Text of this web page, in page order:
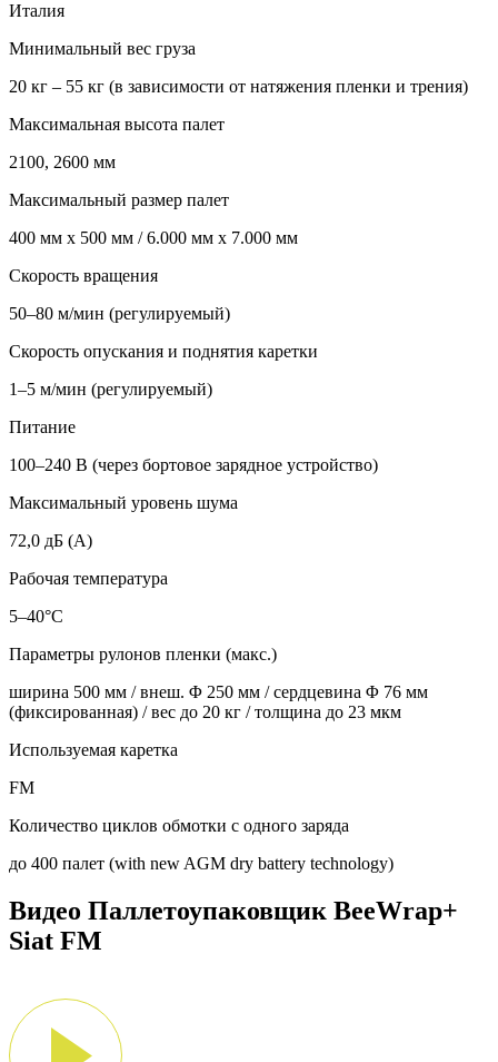
Италия
Минимальный вес груза
20 кг – 55 кг (в зависимости от натяжения пленки и трения)
Максимальная высота палет
2100, 2600 мм
Максимальный размер палет
400 мм x 500 мм / 6.000 мм x 7.000 мм
Скорость вращения
50–80 м/мин (регулируемый)
Скорость опускания и поднятия каретки
1–5 м/мин (регулируемый)
Питание
100–240 В (через бортовое зарядное устройство)
Максимальный уровень шума
72,0 дБ (A)
Рабочая температура
5–40°C
Параметры рулонов пленки (макс.)
ширина 500 мм / внеш. Φ 250 мм / сердцевина Φ 76 мм
(фиксированная) / вес до 20 кг / толщина до 23 мкм
Используемая каретка
FM
Количество циклов обмотки с одного заряда
до 400 палет (with new AGM dry battery technology)
Видео Паллетоупаковщик BeeWrap+
Siat FM